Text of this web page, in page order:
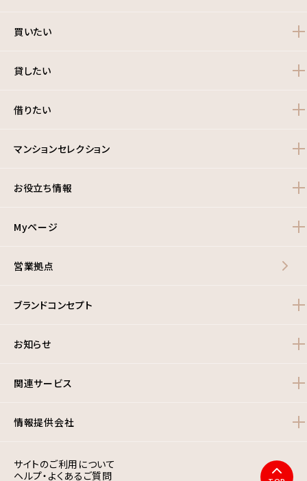
買いたい
貸したい
借りたい
マンションセレクション
お役立ち情報
Myページ
営業拠点
ブランドコンセプト
お知らせ
関連サービス
情報提供会社
サイトのご利用について
ヘルプ・よくあるご質問